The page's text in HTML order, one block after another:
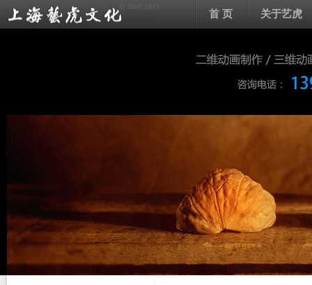
首 页 关于艺虎